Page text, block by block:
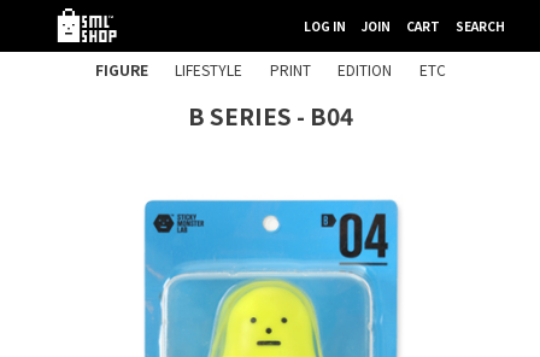
LOG IN JOIN CART SEARCH
FIGURE LIFESTYLE PRINT EDITION ETC
B SERIES - B04